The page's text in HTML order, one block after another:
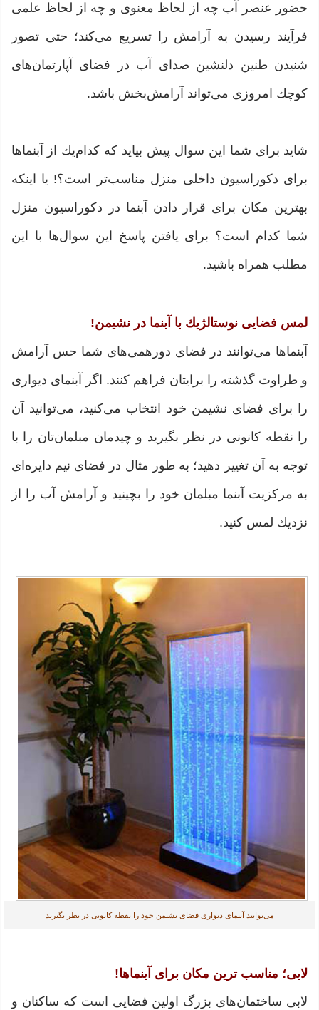
حضور عنصر آب چه از لحاظ معنوی و چه از لحاظ علمی
فرآیند رسیدن به آرامش را تسریع می‌كند؛ حتی تصور
شنیدن طنین دلنشین صدای آب در فضای آپارتمان‌های
كوچك امروزی می‌تواند آرامش‌بخش باشد.
شاید برای شما این سوال پیش بیاید كه كدام‌یك از آبنماها
برای دكوراسیون داخلی منزل مناسب‌تر است؟! یا اینکه
بهترین مكان برای قرار دادن آبنما در دكوراسیون منزل
شما كدام است؟ برای یافتن پاسخ این سوال‌ها با این
مطلب همراه باشید.
لمس فضایی نوستالژیك با آبنما در نشیمن!
آبنما‌ها می‌توانند در فضای دورهمی‌های شما حس آرامش
و طراوت گذشته را برایتان فراهم كنند. اگر آبنمای دیواری
را برای فضای نشیمن خود انتخاب می‌كنید، می‌توانید آن
را نقطه كانونی در نظر بگیرید و چیدمان مبلمان‌تان را با
توجه به آن تغییر دهید؛ به طور مثال در فضای نیم دایره‌ای
به مركزیت آبنما مبلمان خود را بچینید و آرامش آب را از
نزدیك لمس كنید.
می‌توانید آبنمای دیواری فضای نشیمن خود را نقطه كانونی در نظر بگیرید
لابی؛ مناسب ترین مكان برای آبنماها!
لابی ساختمان‌های بزرگ اولین فضایی است كه ساكنان و